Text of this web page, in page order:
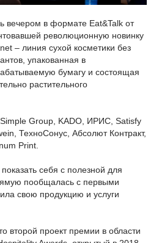
вечером в формате Eat&Talk от
революционную новинку
– линия сухой косметики без
упакованная в
бумагу и состоящая
растительного
Group, KADO, ИРИС, Satisfy
ТехноСонус, Абсолют Контракт,
Print.
себя с полезной для
пообщалась с первыми
свою продукцию и услуги
второй проект премии в области